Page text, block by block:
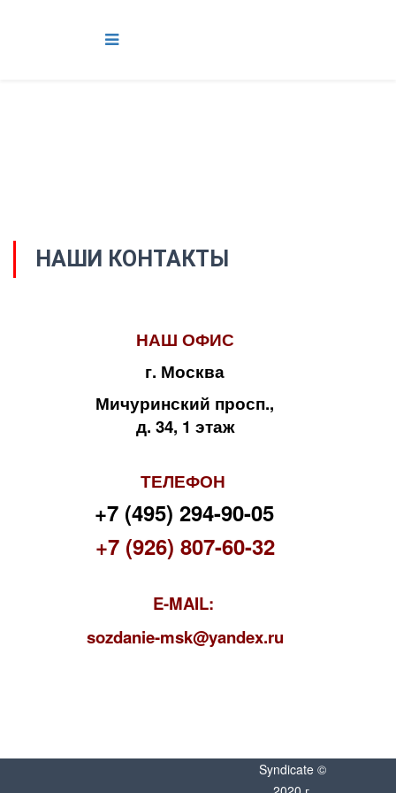
НАШИ КОНТАКТЫ
НАШ ОФИС
г. Москва
Мичуринский просп.,
д. 34, 1 этаж
ТЕЛЕФОН
+7 (495) 294-90-05
+7 (926) 807-60-32
E-MAIL:
sozdanie-msk@yandex.ru
Syndicate ©